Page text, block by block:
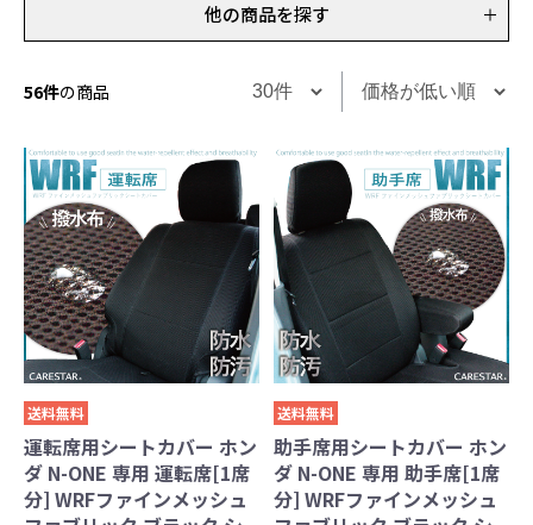
他の商品を探す
56件の商品
送料無料
運転席用シートカバー ホン
ダ N-ONE 専用 運転席[1席
分] WRFファインメッシュ
送料無料
助手席用シートカバー ホン
ダ N-ONE 専用 助手席[1席
分] WRFファインメッシュ